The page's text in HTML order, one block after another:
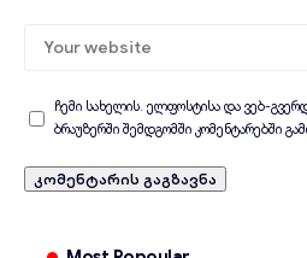
ჩემი სახელის. ელფოსტისა და ვებ-
ბრაუზერში შემდგომში კომენტარებში